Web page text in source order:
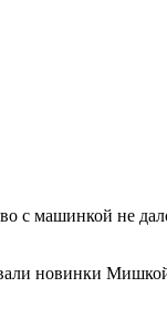
с машинкой не
новинки